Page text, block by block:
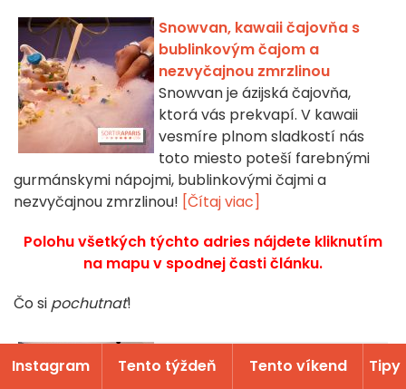
Snowvan, kawaii čajovňa s
bublinkovým čajom a
nezvyčajnou zmrzlinou
Snowvan je ázijská čajovňa,
ktorá vás prekvapí. V kawaii
vesmíre plnom sladkostí nás
toto miesto poteší farebnými
gurmánskymi nápojmi, bublinkovými čajmi a
nezvyčajnou zmrzlinou! [Čítaj viac]
Polohu všetkých týchto adries nájdete kliknutím
na mapu v spodnej časti článku.
Čo si pochutnať!
Instagram Tento týždeň Tento víkend Tipy